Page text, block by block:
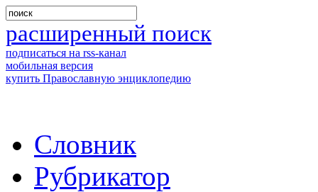
расширенный поиск
подписаться на rss-канал
мобильная версия
купить Православную энциклопедию
Словник
Рубрикатор